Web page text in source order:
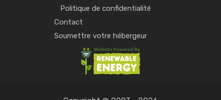
Politique de confidentialité
Contact
Soumettre votre hébergeur